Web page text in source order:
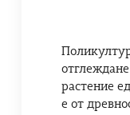
растение
е от